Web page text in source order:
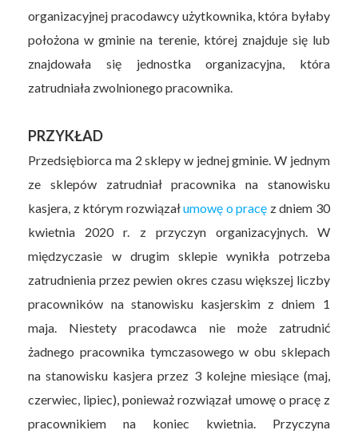
organizacyjnej pracodawcy użytkownika, która byłaby
położona w gminie na terenie, której znajduje się lub
znajdowała się jednostka organizacyjna, która
zatrudniała zwolnionego pracownika.
PRZYKŁAD
Przedsiębiorca ma 2 sklepy w jednej gminie. W jednym
ze sklepów zatrudniał pracownika na stanowisku
kasjera, z którym rozwiązałumowę o pracę z dniem 30
kwietnia 2020 r. z przyczyn organizacyjnych. W
międzyczasie w drugim sklepie wynikła potrzeba
zatrudnienia przez pewien okres czasu większej liczby
pracowników na stanowisku kasjerskim z dniem 1
maja. Niestety pracodawca nie może zatrudnić
żadnego pracownika tymczasowego w obu sklepach
na stanowisku kasjera przez 3 kolejne miesiące (maj,
czerwiec, lipiec), ponieważ rozwiązał umowę o pracę z
pracownikiem na koniec kwietnia. Przyczyna